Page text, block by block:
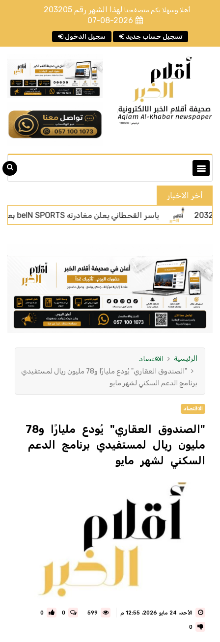
أهلا وسهلا بكم متصفحنا لهذا الشهر رقم 203205
07-08-2026
سجيل الدخول تسجيل حساب جديد
أخر الاخبار
ياسر القحطاني يعلن مغادرته beIN SPORTS بعد أربعة أعوام من الحضور الإعلامي
الرئيسية
الاقتصاد
"الصندوق العقاري" يُودع مليارًا و78 مليون ريال لمستفيدي
برنامج الدعم السكني لشهر مايو
الاقتصاد
"الصندوق العقاري" يُودع مليارًا و78
مليون ريال لمستفيدي برنامج الدعم
السكني لشهر مايو
الأحد، 24 مايو 2026، 12:55 م 0
0
0